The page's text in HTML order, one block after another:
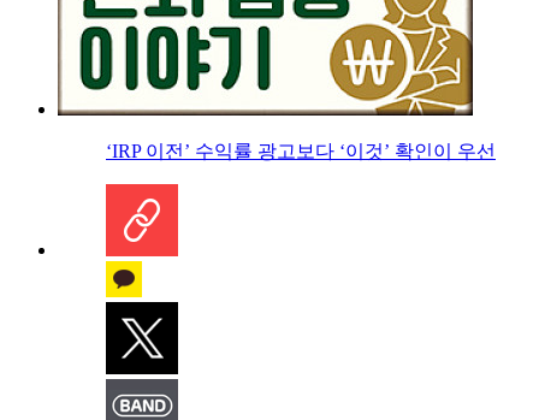
‘IRP 이전’ 수익률 광고보다 ‘이것’ 확인이 우선